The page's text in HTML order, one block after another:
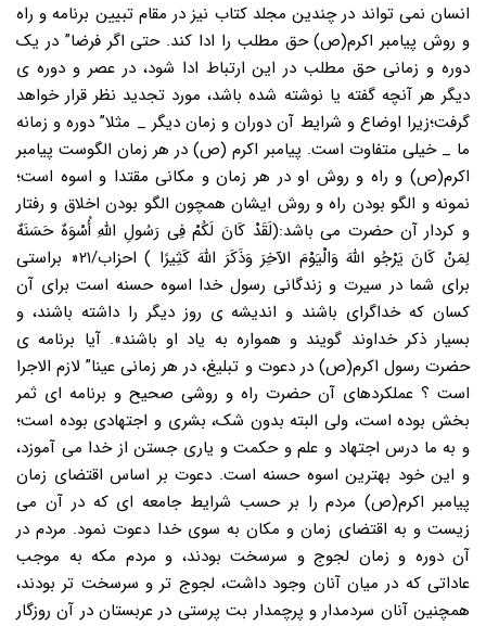
انسان نمی تواند در چندین مجلد کتاب نیز در مقام تبیین برنامه و راه
و روش پیامبر اکرم(ص) حق مطلب را ادا کند. حتی اگر فرضا” در یک
دوره و زمانی حق مطلب در این ارتباط ادا شود، در عصر و دوره ی
دیگر هر آنچه گفته یا نوشته شده باشد، مورد تجدید نظر قرار خواهد
گرفت؛زیرا اوضاع و شرایط آن دوران و زمان دیگر _ مثلا” دوره و زمانه
ما _ خیلی متفاوت است. پیامبر اکرم (ص) در هر زمان الگوست پیامبر
اکرم(ص) و راه و روش او در هر زمان و مکانی مقتدا و اسوه است؛
نمونه و الگو بودن راه و روش ایشان همچون الگو بودن اخلاق و رفتار
و کردار آن حضرت می باشد:(لَقَدْ کَانَ لَکُمْ فِی رَسُولِ اللَّهِ أُسْوَهٌ حَسَنَهٌ
لِمَنْ کَانَ یَرْجُو اللَّهَ وَالْیَوْمَ الآخِرَ وَذَکَرَ اللَّهَ کَثِیرًا ) احزاب/۲۱« براستی
برای شما در سیرت و زندگانی رسول خدا اسوه حسنه است برای آن
کسان که خداگرای باشند و اندیشه ی روز دیگر را داشته باشند، و
بسیار ذکر خداوند گویند و همواره به یاد او باشند». آیا برنامه ی
حضرت رسول اکرم(ص) در دعوت و تبلیغ، در هر زمانی عینا” لازم الاجرا
است ؟ عملکردهای آن حضرت راه و روشی صحیح و برنامه ای ثمر
بخش بوده است، ولی البته بدون شک، بشری و اجتهادی بوده است؛
و به ما درس اجتهاد و علم و حکمت و یاری جستن از خدا می آموزد،
و این خود بهترین اسوه حسنه است. دعوت بر اساس اقتضای زمان
پیامبر اکرم(ص) مردم را بر حسب شرایط جامعه ای که در آن می
زیست و به اقتضای زمان و مکان به سوی خدا دعوت نمود. مردم در
آن دوره و زمان لجوج و سرسخت بودند، و مردم مکه به موجب
عاداتی که در میان آنان وجود داشت، لجوج تر و سرسخت تر بودند،
همچنین آنان سردمدار و پرچمدار بت پرستی در عربستان در آن روزگار